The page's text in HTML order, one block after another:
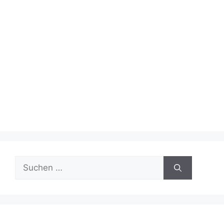
Suche
nach: